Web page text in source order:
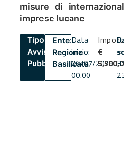
misure di
imprese lucane
Tipo:
Avviso
Pubblico
Ente:
Regione
Basilicata
Data
inizio:
06/07/2026
00:00
€